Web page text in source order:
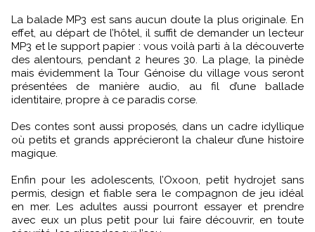
La balade MP3 est sans aucun doute la plus originale. En
effet, au départ de l’hôtel, il suffit de demander un lecteur
MP3 et le support papier : vous voilà parti à la découverte
des alentours, pendant 2 heures 30. La plage, la pinède
mais évidemment la Tour Génoise du village vous seront
présentées de manière audio, au fil d’une ballade
identitaire, propre à ce paradis corse.
Des contes sont aussi proposés, dans un cadre idyllique
où petits et grands apprécieront la chaleur d’une histoire
magique.
Enfin pour les adolescents, l’Oxoon, petit hydrojet sans
permis, design et fiable sera le compagnon de jeu idéal
en mer. Les adultes aussi pourront essayer et prendre
avec eux un plus petit pour lui faire découvrir, en toute